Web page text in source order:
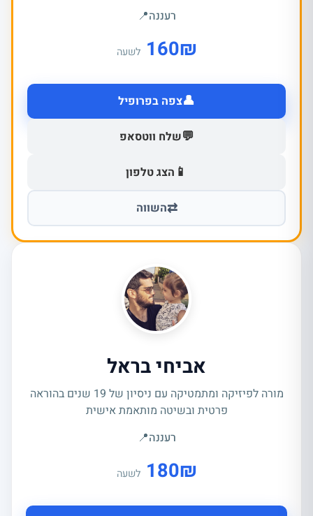
רעננה📍
₪
160 לשעה
👤צפה בפרופיל
💬שלח ווטסאפ
📱 הצג טלפון
⇄השווה
אביחי בראל
מורה לפיזיקה ומתמטיקה עם ניסיון של 19 שנים בהוראה
פרטית ובשיטה מותאמת אישית
רעננה📍
₪
180 לשעה